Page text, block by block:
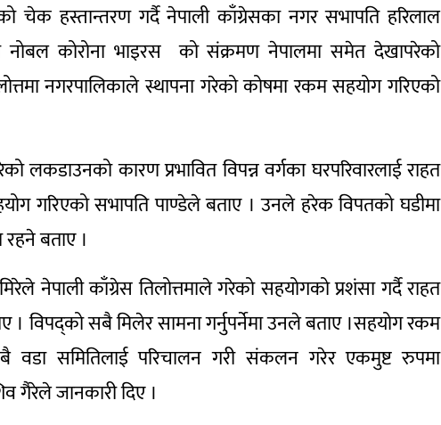
चेक हस्तान्तरण गर्दै नेपाली काँग्रेसका नगर सभापति हरिलाल
नोबल कोरोना भाइरस को संक्रमण नेपालमा समेत देखापरेको
नगरपालिकाले स्थापना गरेको कोषमा रकम सहयोग गरिएको
लकडाउनको कारण प्रभावित विपन्न वर्गका घरपरिवारलाई राहत
गरिएको सभापति पाण्डेले बताए । उनले हरेक विपतको घडीमा
बताए ।
नेपाली काँग्रेस तिलोत्तमाले गरेको सहयोगको प्रशंसा गर्दै राहत
। विपद्को सबै मिलेर सामना गर्नुपर्नेमा उनले बताए ।सहयोग रकम
वडा समितिलाई परिचालन गरी संकलन गरेर एकमुष्ट रुपमा
गैरेले जानकारी दिए ।